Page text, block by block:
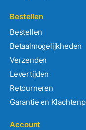
Bestellen
Bestellen
Betaalmogelijkheden
Verzenden
Levertijden
Retourneren
Garantie en
Account